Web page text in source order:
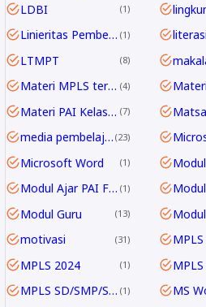
LDBI 1
Linieritas Pembelajaran 1 literasi
LTMPT 8
Materi MPLS terbaru 4
Materi PAI Kelas 10 7
media pembelajaran 23
Microsoft Word 1 Modul
Modul Ajar PAI Fase E & F 1
Modul Guru 13
motivasi 31 MPLS
MPLS 2024 1
MPLS SD/SMP/SMA 2024/2025 1 MS